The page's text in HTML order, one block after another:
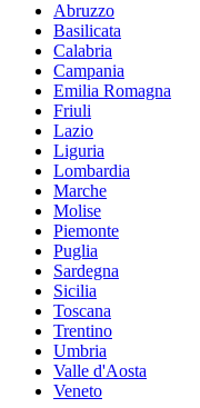
Abruzzo
Basilicata
Calabria
Campania
Emilia Romagna
Friuli
Lazio
Liguria
Lombardia
Marche
Molise
Piemonte
Puglia
Sardegna
Sicilia
Toscana
Trentino
Umbria
Valle d'Aosta
Veneto